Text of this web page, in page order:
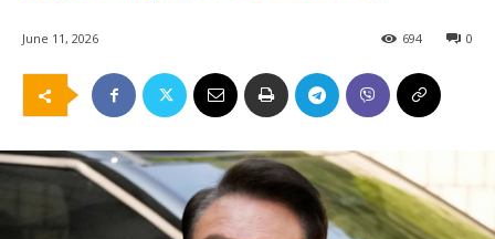
June 11, 2026 0
694